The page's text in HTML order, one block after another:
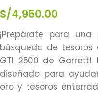
S/4,950.00
¡Prepárate para
búsqueda de
GTI 2500 de
diseñado para
oro y tesoros